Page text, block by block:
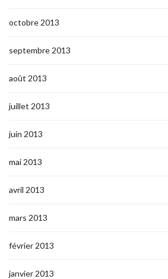
octobre 2013
septembre 2013
août 2013
juillet 2013
juin 2013
mai 2013
avril 2013
mars 2013
février 2013
janvier 2013